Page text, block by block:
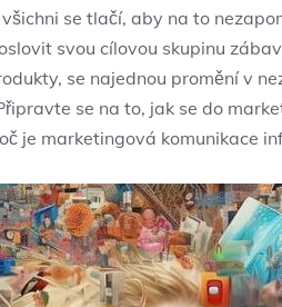
se tlačí, aby na to
svou cílovou skupinu
se najednou promění v
se na to, jak se do
je marketingová komunikace